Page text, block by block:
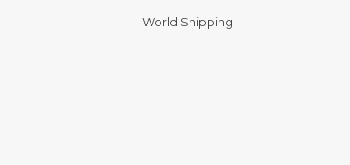
World Shipping